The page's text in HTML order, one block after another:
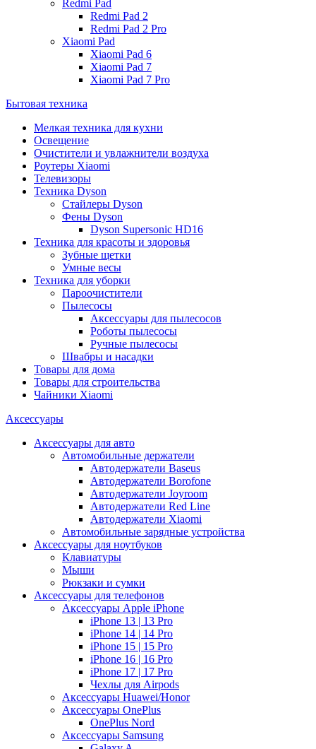
Redmi Pad
Redmi Pad 2
Redmi Pad 2 Pro
Xiaomi Pad
Xiaomi Pad 6
Xiaomi Pad 7
Xiaomi Pad 7 Pro
Бытовая техника
Мелкая техника для кухни
Освещение
Очистители и увлажнители воздуха
Роутеры Xiaomi
Телевизоры
Техника Dyson
Стайлеры Dyson
Фены Dyson
Dyson Supersonic HD16
Техника для красоты и здоровья
Зубные щетки
Умные весы
Техника для уборки
Пароочистители
Пылесосы
Аксессуары для пылесосов
Роботы пылесосы
Ручные пылесосы
Швабры и насадки
Товары для дома
Товары для строительства
Чайники Xiaomi
Аксессуары
Аксессуары для авто
Автомобильные держатели
Автодержатели Baseus
Автодержатели Borofone
Автодержатели Joyroom
Автодержатели Red Line
Автодержатели Xiaomi
Автомобильные зарядные устройства
Аксессуары для ноутбуков
Клавиатуры
Мыши
Рюкзаки и сумки
Аксессуары для телефонов
Аксессуары Apple iPhone
iPhone 13 | 13 Pro
iPhone 14 | 14 Pro
iPhone 15 | 15 Pro
iPhone 16 | 16 Pro
iPhone 17 | 17 Pro
Чехлы для Airpods
Аксессуары Huawei/Honor
Аксессуары OnePlus
OnePlus Nord
Аксессуары Samsung